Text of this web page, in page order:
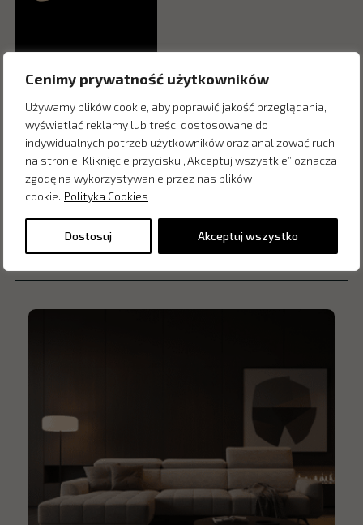
Cenimy prywatność użytkowników
Używamy plików cookie, aby poprawić jakość przeglądania,
wyświetlać reklamy lub treści dostosowane do
indywidualnych potrzeb użytkowników oraz analizować ruch
na stronie. Kliknięcie przycisku „Akceptuj wszystkie” oznacza
zgodę na wykorzystywanie przez nas plików
cookie. Polityka Cookies
Dostosuj Akceptuj wszystko
Inne produkty z kategorii